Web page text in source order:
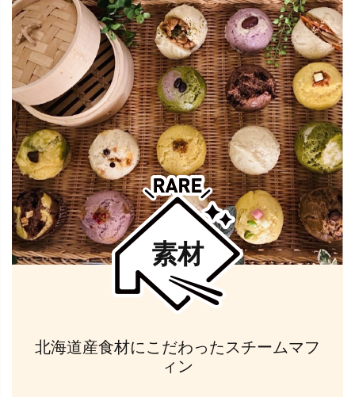
素材
北海道産食材にこだわったスチームマフ
ィン